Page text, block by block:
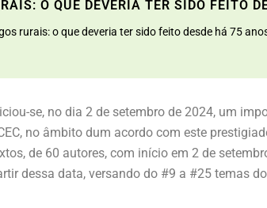
O QUE DEVERIA TER SIDO FEITO
rurais: o que deveria ter sido feito desde há 75
se, no dia 2 de setembro de 2024, um
no âmbito dum acordo com este
de 60 autores, com início em 2 de
dessa data, versando do #9 a #25 temas